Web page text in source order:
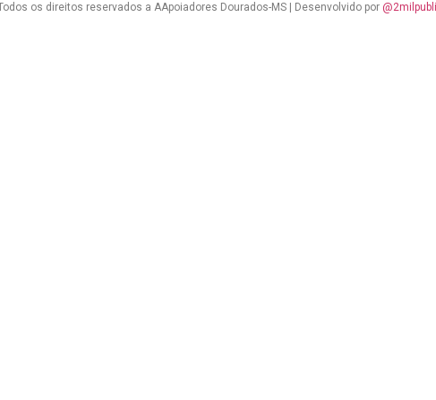
os direitos reservados a AApoiadores Dourados-MS | Desenvolvido por